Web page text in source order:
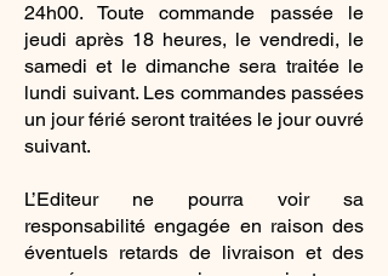
24h00. Toute commande passée le
jeudi après 18 heures, le vendredi, le
samedi et le dimanche sera traitée le
lundi suivant. Les commandes passées
un jour férié seront traitées le jour ouvré
suivant.
L’Editeur ne pourra voir sa
responsabilité engagée en raison des
éventuels retards de livraison et des